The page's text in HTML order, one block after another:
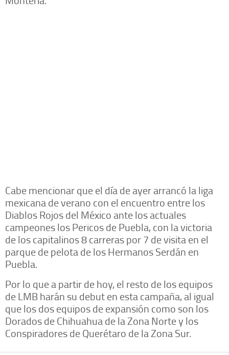
Cabe mencionar que el día de ayer arrancó la liga
mexicana de verano con el encuentro entre los
Diablos Rojos del México ante los actuales
campeones los Pericos de Puebla, con la victoria
de los capitalinos 8 carreras por 7 de visita en el
parque de pelota de los Hermanos Serdán en
Puebla.
Por lo que a partir de hoy, el resto de los equipos
de LMB harán su debut en esta campaña, al igual
que los dos equipos de expansión como son los
Dorados de Chihuahua de la Zona Norte y los
Conspiradores de Querétaro de la Zona Sur.